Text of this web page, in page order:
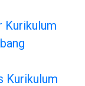
Kurikulum
Kurikulum